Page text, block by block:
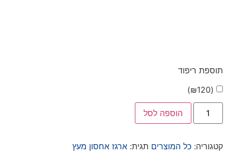
תוספת ריפוד
(
₪120
)
הוספה לסל
קטגוריה: כל המוצרים תגית: ארגז אחסון מעץ